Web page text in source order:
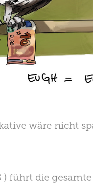
wäre nicht
führt die